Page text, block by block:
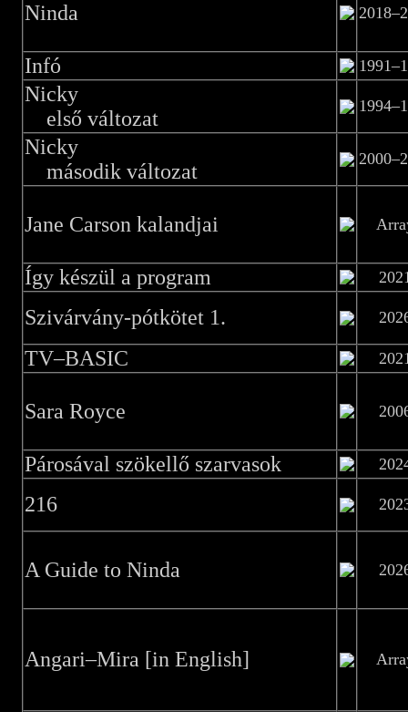
Ninda
Infó
Nicky
első változat
Nicky
második változat
Jane Carson kalandjai
Így készül a program
Szivárvány-pótkötet 1.
TV–BASIC
Sara Royce
Párosával szökellő szarvasok
216
A Guide to Ninda
Angari–Mira [in English]